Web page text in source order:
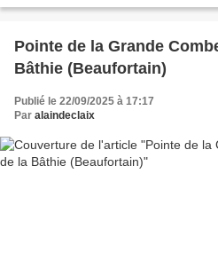
Pointe de la Grande
Bâthie (Beaufortain)
Publié le 22/09/2025 à 17:17
Par alaindeclaix